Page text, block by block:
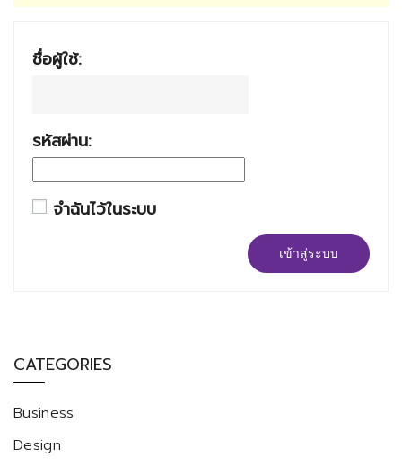
ชื่อผู้ใช้:
รหัสผ่าน:
จำฉันไว้ในระบบ
เข้าสู่ระบบ
CATEGORIES
Business
Design